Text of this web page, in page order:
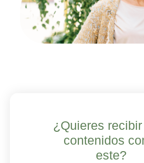
¿Quieres
contenidos
este?